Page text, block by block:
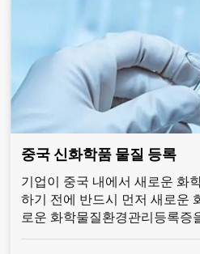
중국 신화학품 물질 등록
기업이 중국 내에서 새로운 화
하기 전에 반드시 먼저 새로운
로운 화학물질환경관리등록증
으로 생산할 수 있다고 규정하